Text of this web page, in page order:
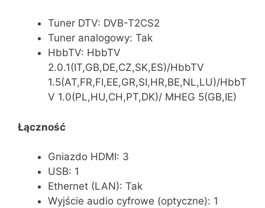
Tuner DTV: DVB-T2CS2
Tuner analogowy: Tak
HbbTV: HbbTV
2.0.1(IT,GB,DE,CZ,SK,ES)/HbbTV
1.5(AT,FR,FI,EE,GR,SI,HR,BE,NL,LU)/HbbT
V 1.0(PL,HU,CH,PT,DK)/ MHEG 5(GB,IE)
Łączność
Gniazdo HDMI: 3
USB: 1
Ethernet (LAN): Tak
Wyjście audio cyfrowe (optyczne): 1